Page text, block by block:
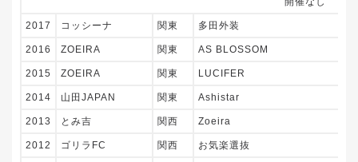
2017 コッシーナ 関東 多田外装
2016 ZOEIRA 関東 AS BLOSSOM
2015 ZOEIRA 関東 LUCIFER
2014 山田JAPAN 関東 Ashistar
2013 とみ吉 関西 Zoeira
2012 ゴリラFC 関西 お気楽選抜